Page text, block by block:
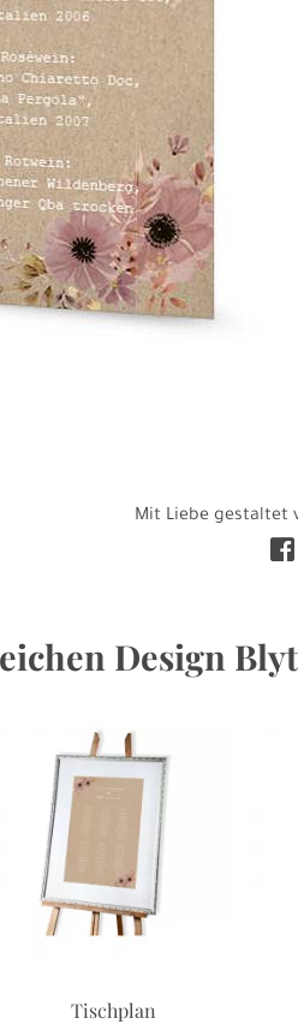
Mit Liebe gestaltet
Design
Tischplan